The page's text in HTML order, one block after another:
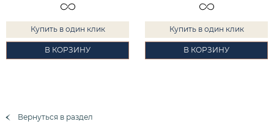
Купить в один клик
В КОРЗИНУ
Купить в один клик
В КОРЗИНУ
Вернуться в раздел